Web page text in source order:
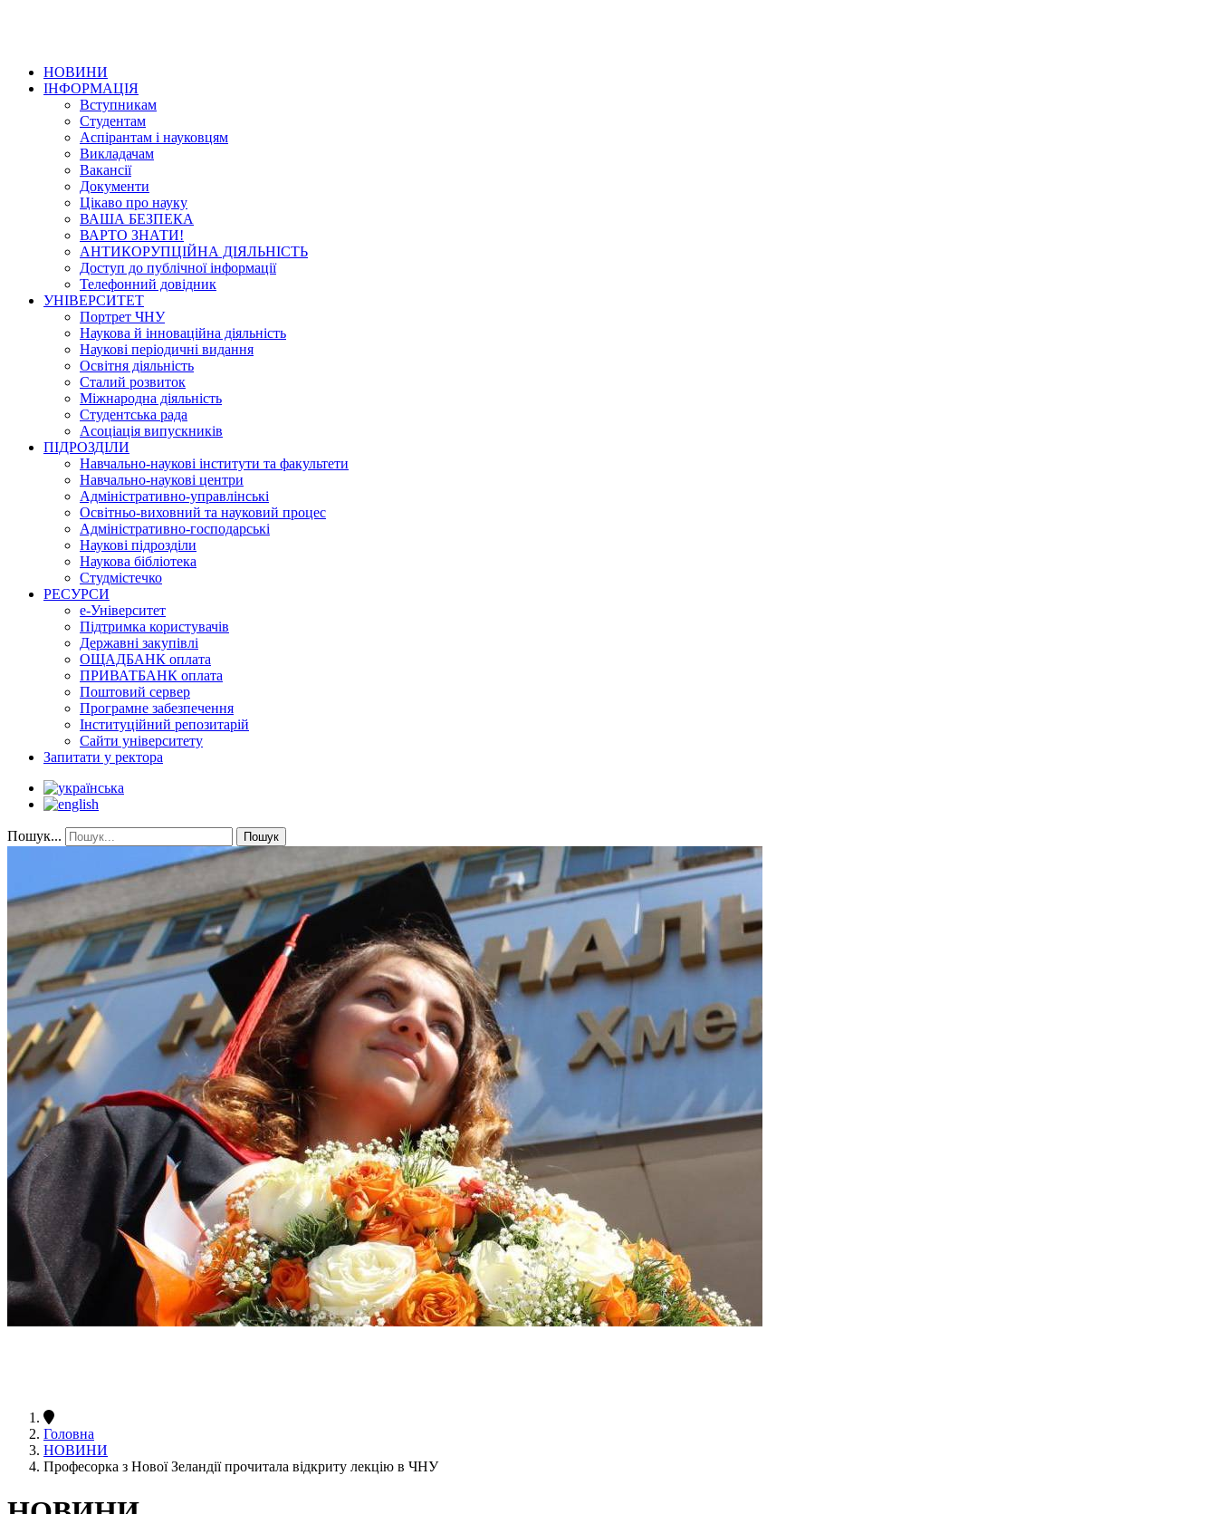
НОВИНИ
ІНФОРМАЦІЯ
Вступникам
Студентам
Аспірантам і науковцям
Викладачам
Вакансії
Документи
Цікаво про науку
ВАША БЕЗПЕКА
ВАРТО ЗНАТИ!
АНТИКОРУПЦІЙНА ДІЯЛЬНІСТЬ
Доступ до публічної інформації
Телефонний довідник
УНІВЕРСИТЕТ
Портрет ЧНУ
Наукова й інноваційна діяльність
Наукові періодичні видання
Освітня діяльність
Сталий розвиток
Міжнародна діяльність
Студентська рада
Асоціація випускників
ПІДРОЗДІЛИ
Навчально-наукові інститути та факультети
Навчально-наукові центри
Адміністративно-управлінські
Освітньо-виховний та науковий процес
Адміністративно-господарські
Наукові підрозділи
Наукова бібліотека
Студмістечко
РЕСУРСИ
е-Університет
Підтримка користувачів
Державні закупівлі
ОЩАДБАНК оплата
ПРИВАТБАНК оплата
Поштовий сервер
Програмне забезпечення
Інституційний репозитарій
Сайти університету
Запитати у ректора
Пошук... Пошук
Головна
НОВИНИ
Професорка з Нової Зеландії прочитала відкриту лекцію в ЧНУ